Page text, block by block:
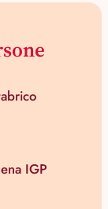
IGP